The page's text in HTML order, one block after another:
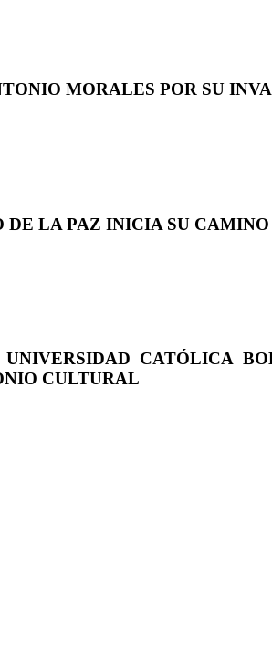
MORALES POR SU
LA PAZ INICIA SU
CATÓLICA
CULTURAL